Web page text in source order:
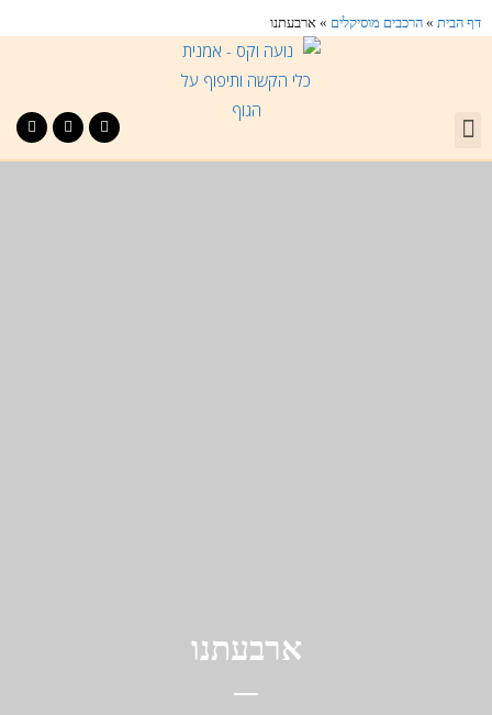
דף הבית » הרכבים מוסיקלים » ארבעתנו
ארבעתנו